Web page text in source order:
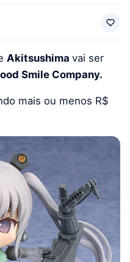
Akitsushima vai ser
Smile Company.
mais ou menos R$